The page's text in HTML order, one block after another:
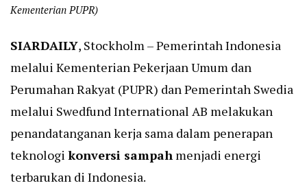
Kementerian PUPR)
SIARDAILY, Stockholm – Pemerintah Indonesia
melalui Kementerian Pekerjaan Umum dan
Perumahan Rakyat (PUPR) dan Pemerintah Swedia
melalui Swedfund International AB melakukan
penandatanganan kerja sama dalam penerapan
teknologi konversi sampah menjadi energi
terbarukan di Indonesia.